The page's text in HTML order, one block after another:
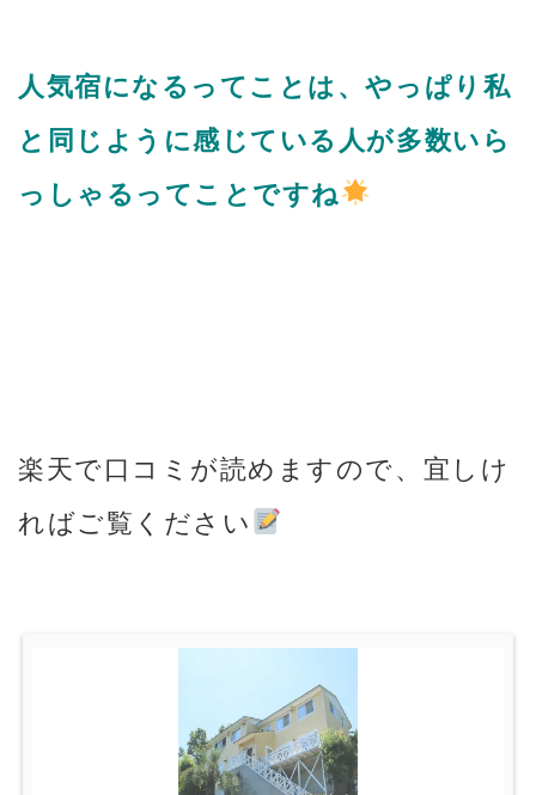
人気宿になるってことは、やっぱり私
と同じように感じている人が多数いら
っしゃるってことですね
楽天で口コミが読めますので、宜しけ
ればご覧ください